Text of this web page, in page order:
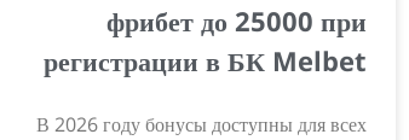
фрибет до 25000 при
регистрации в БК Melbet
В 2026 году бонусы доступны для всех